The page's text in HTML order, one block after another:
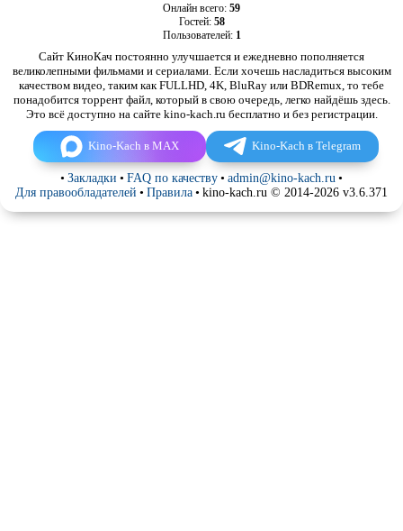
Онлайн всего: 59
Гостей: 58
Пользователей: 1
Сайт КиноКач постоянно улучшается и ежедневно пополняется
великолепными фильмами и сериалами. Если хочешь насладиться высоким
качеством видео, таким как FULLHD, 4K, BluRay или BDRemux, то тебе
понадобится торрент файл, который в свою очередь, легко найдёшь здесь.
Это всё доступно на сайте kino-kach.ru бесплатно и без регистрации.
Kino-Kach в MAX Kino-Kach в Telegram
• Закладки • FAQ по качеству • admin@kino-kach.ru •
Для правообладателей • Правила • kino-kach.ru © 2014-2026 v3.6.371